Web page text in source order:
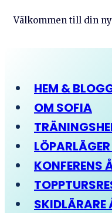
Välkommen till din
HEM &
OM SOFIA
KONFERENS